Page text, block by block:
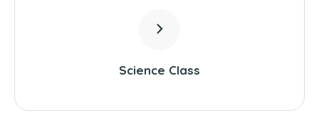
Science Class